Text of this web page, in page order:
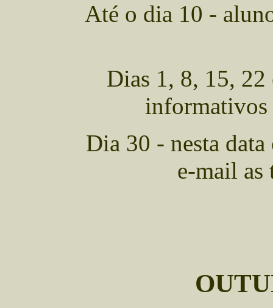
Até o dia 10 -
Dias 1, 8, 15, 22
informativos
Dia 30 - nesta
e-mail as